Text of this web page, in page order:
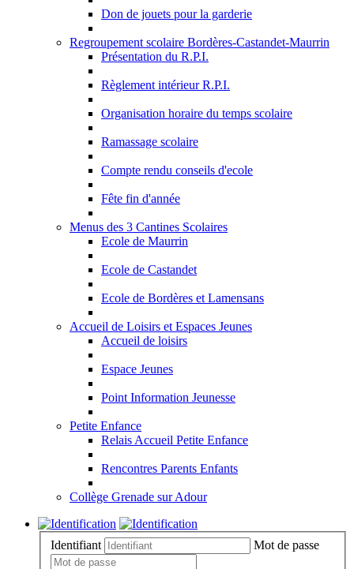
Don de jouets pour la garderie
Regroupement scolaire Bordères-Castandet-Maurrin
Présentation du R.P.I.
Règlement intérieur R.P.I.
Organisation horaire du temps scolaire
Ramassage scolaire
Compte rendu conseils d'ecole
Fête fin d'année
Menus des 3 Cantines Scolaires
Ecole de Maurrin
Ecole de Castandet
Ecole de Bordères et Lamensans
Accueil de Loisirs et Espaces Jeunes
Accueil de loisirs
Espace Jeunes
Point Information Jeunesse
Petite Enfance
Relais Accueil Petite Enfance
Rencontres Parents Enfants
Collège Grenade sur Adour
Identifiant Mot de passe